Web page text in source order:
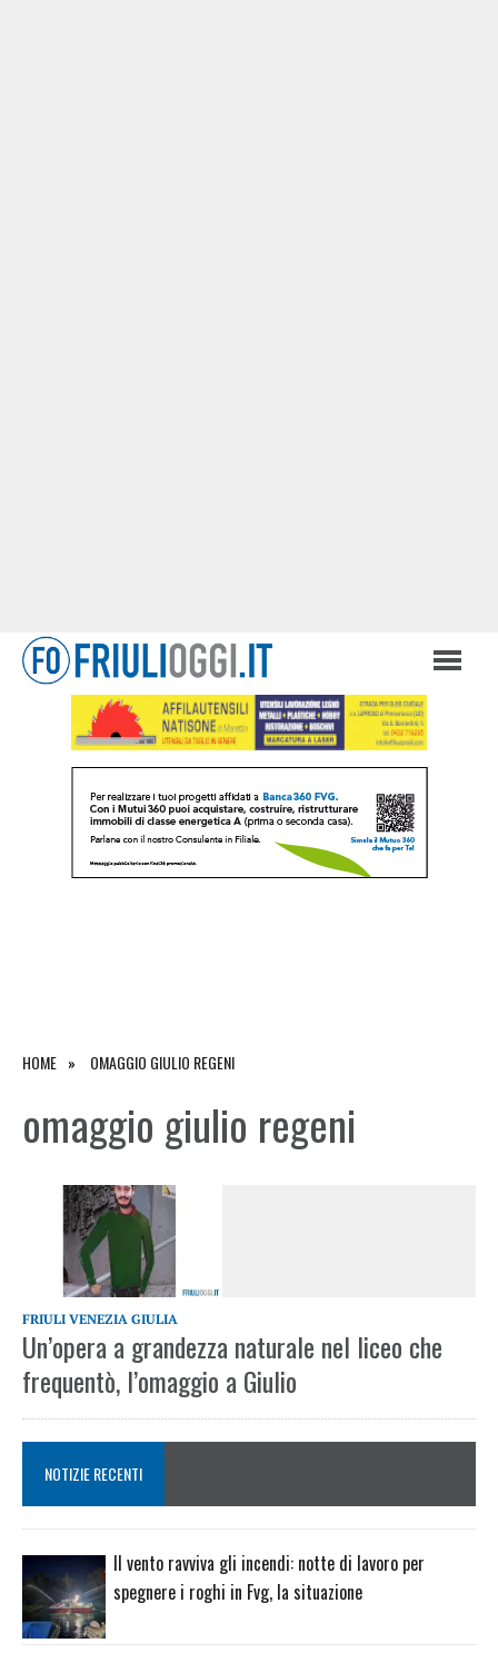
HOME OMAGGIO GIULIO REGENI
omaggio giulio regeni
FRIULI VENEZIA GIULIA
Un’opera a grandezza naturale nel liceo che
frequentò, l’omaggio a Giulio
NOTIZIE RECENTI
Il vento ravviva gli incendi: notte di lavoro per
spegnere i roghi in Fvg, la situazione